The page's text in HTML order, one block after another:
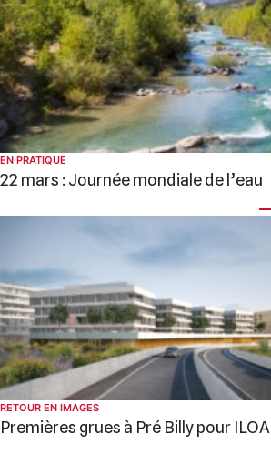
EN PRATIQUE
22 mars : Journée mondiale de l’eau
RETOUR EN IMAGES
Premières grues à Pré Billy pour ILOA